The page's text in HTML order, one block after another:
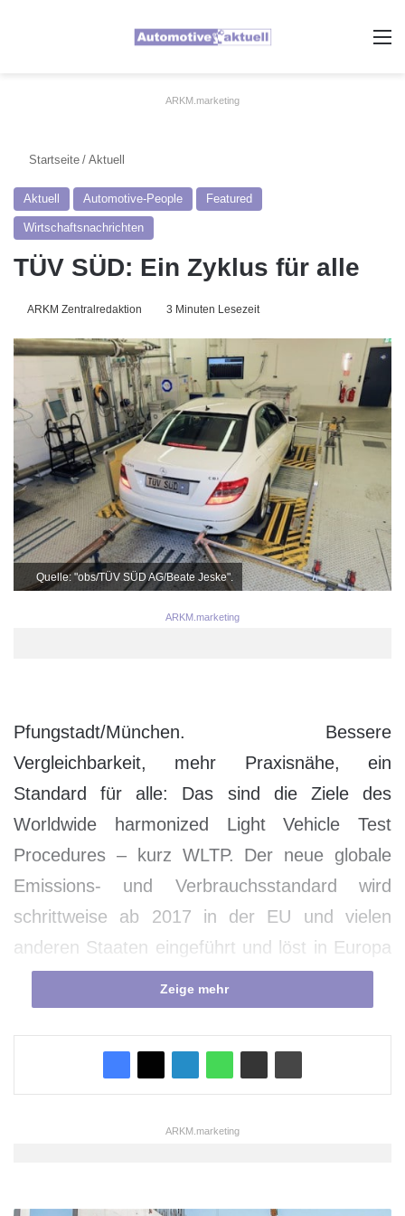
ARKM.marketing
Startseite / Aktuell
Aktuell Automotive-People Featured
Wirtschaftsnachrichten
TÜV SÜD: Ein Zyklus für alle
ARKM Zentralredaktion 3 Minuten Lesezeit
Quelle: "obs/TÜV SÜD AG/Beate Jeske".
ARKM.marketing
Pfungstadt/München. Bessere
Vergleichbarkeit, mehr Praxisnähe, ein
Standard für alle: Das sind die Ziele des
Worldwide harmonized Light Vehicle Test
Procedures – kurz WLTP. Der neue globale
Emissions- und Verbrauchsstandard wird
schrittweise ab 2017 in der EU und vielen
anderen Staaten eingeführt und löst in Europa
den Neuen Europäischen Fahrzyklus (NEFZ)
als Standard für die Zulassung neuer
Fahrzeugmodelle ab. Was wird geprüft? Was
mit? Fragen, die die Experten von TÜV SÜD
und TÜV Hessen beantworten, die zu den
Zeige mehr
ARKM.marketing